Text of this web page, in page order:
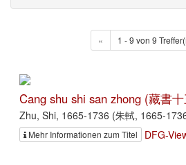
« 1 - 9 von 9
Cang shu shi san zhong (藏書
Zhu, Shi, 1665-1736 (朱軾, 1665-
Mehr Informationen zum Titel DFG-